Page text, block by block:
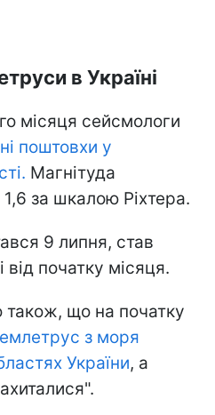
в Україні
місяця сейсмологи
поштовхи у
Магнітуда
за шкалою Ріхтера.
9 липня, став
від початку місяця.
також, що на початку
з моря
України, а